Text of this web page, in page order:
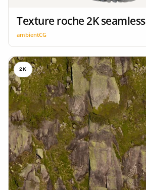
Texture roche 2K seamless
ambientCG
2K